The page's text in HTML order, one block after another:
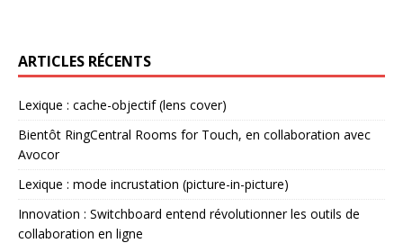
ARTICLES RÉCENTS
Lexique : cache-objectif (lens cover)
Bientôt RingCentral Rooms for Touch, en collaboration avec
Avocor
Lexique : mode incrustation (picture-in-picture)
Innovation : Switchboard entend révolutionner les outils de
collaboration en ligne